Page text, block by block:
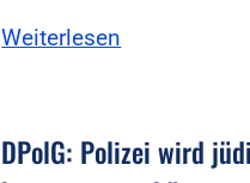
Weiterlesen
DPolG: Polizei wird